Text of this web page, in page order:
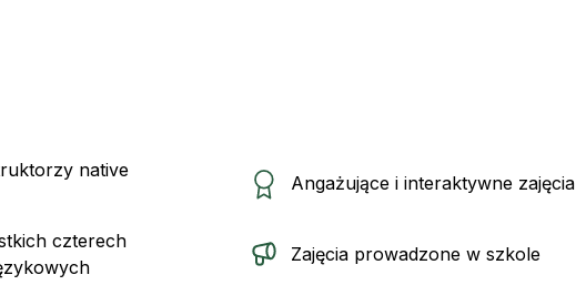
native
Angażujące i interaktywne zajęcia
czterech
Zajęcia prowadzone w szkole